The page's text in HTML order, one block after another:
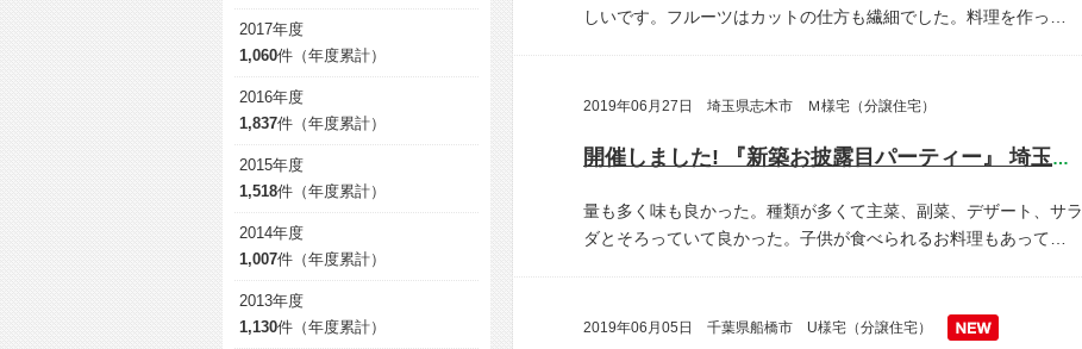
しいです。フルーツはカットの仕方も繊細でした。料理を作っ…
2019年06月27日 埼玉県志木市 Ｍ様宅（分譲住宅）
開催しました! 『新築お披露目パーティー』 埼玉県志木市 M様宅
量も多く味も良かった。種類が多くて主菜、副菜、デザート、サラ
ダとそろっていて良かった。子供が食べられるお料理もあって…
2019年06月05日 千葉県船橋市 U様宅（分譲住宅）
2017年度
1,060件（年度累計）
2016年度
1,837件（年度累計）
2015年度
1,518件（年度累計）
2014年度
1,007件（年度累計）
2013年度
1,130件（年度累計）